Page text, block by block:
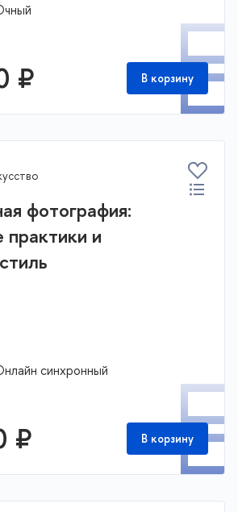
₽ В корзину
фотография:
практики и
синхронный
₽ В корзину